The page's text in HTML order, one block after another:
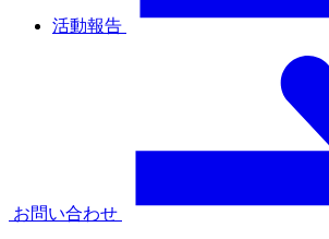
活動報告
お問い合わせ